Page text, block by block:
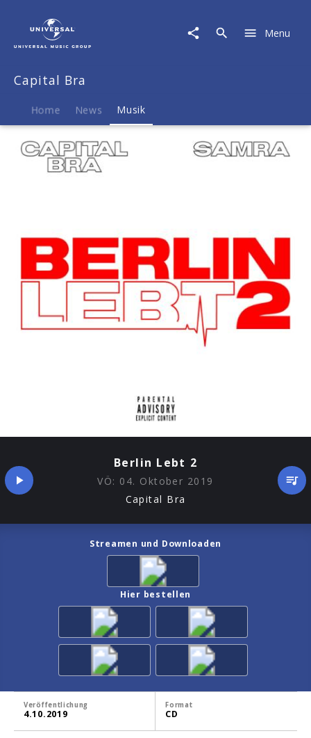
Musik
Berlin
Menu
Capital Bra
Home News Musik
Berlin Lebt 2
VÖ: 04. Oktober 2019
Capital Bra
Streamen und Downloaden
Hier bestellen
Veröffentlichung
4.10.2019
Format
CD